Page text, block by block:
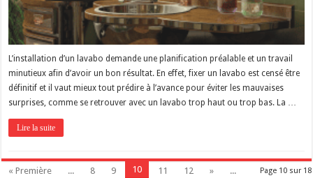
L’installation d’un lavabo demande une planification préalable et un travail
minutieux afin d’avoir un bon résultat. En effet, fixer un lavabo est censé être
définitif et il vaut mieux tout prédire à l’avance pour éviter les mauvaises
surprises, comme se retrouver avec un lavabo trop haut ou trop bas. La …
Lire la suite
Page 10 sur 18
« Première ... 8 9 10 11 12 »
...